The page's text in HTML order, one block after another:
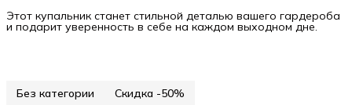
Этот купальник станет стильной деталью вашего гардероба
и подарит уверенность в себе на каждом выходном дне.
Без категории Скидка -50%